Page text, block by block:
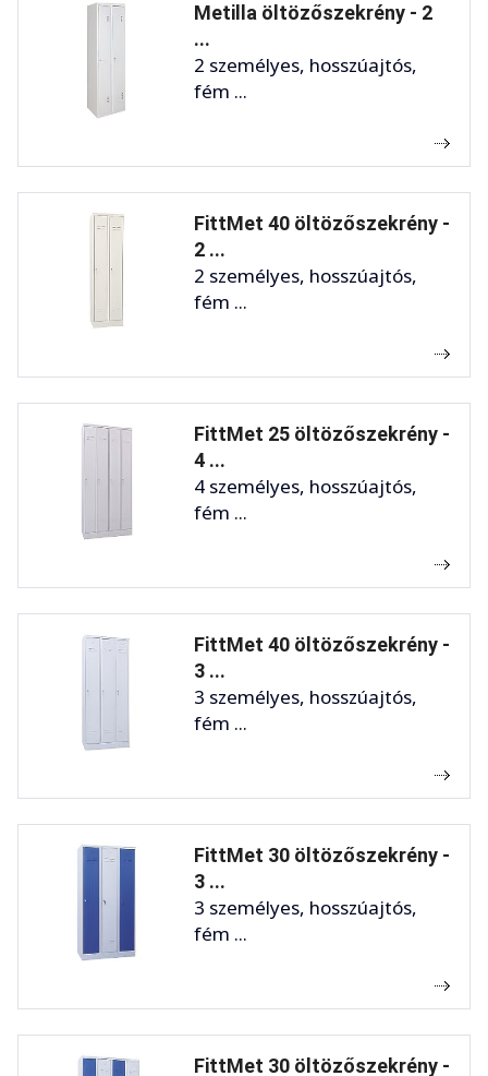
Metilla öltözőszekrény - 2
...
2 személyes, hosszúajtós,
fém ...
FittMet 40 öltözőszekrény -
2 ...
2 személyes, hosszúajtós,
fém ...
FittMet 25 öltözőszekrény -
4 ...
4 személyes, hosszúajtós,
fém ...
FittMet 40 öltözőszekrény -
3 ...
3 személyes, hosszúajtós,
fém ...
FittMet 30 öltözőszekrény -
3 ...
3 személyes, hosszúajtós,
fém ...
FittMet 30 öltözőszekrény -